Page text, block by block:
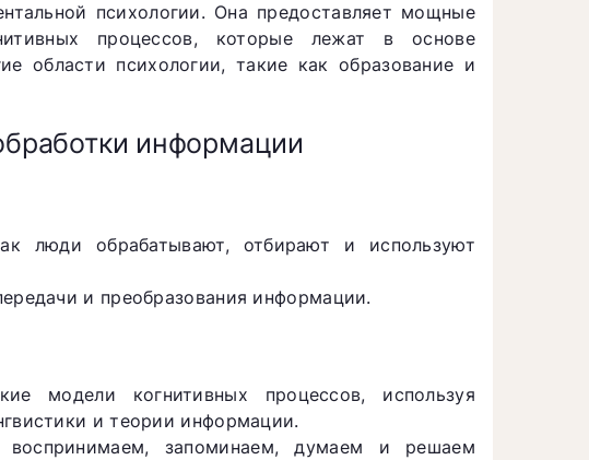
психологии. Она предоставляет мощные
процессов, которые лежат в основе
области психологии, такие как образование и
информации
люди обрабатывают, отбирают и используют
и преобразования информации.
модели когнитивных процессов, используя
и теории информации.
запоминаем, думаем и решаем